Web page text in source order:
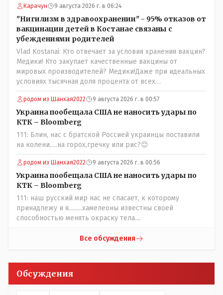
НЕОДНОКРАТНО, указывал и многократно на недостатки
Назарбая и предлагал ему самому ДОБРОВОЛЬНО уйти с
поста Президента.
Карачун 9 августа 2026 г. в 06:24
"Нигилизм в здравоохранении" - 95% отказов от
вакцинации детей в Костанае связаны с
убеждениями родителей
Vlad Kostanai: Кто отвечает за условия хранения вакцин?
Медики! Кто закупает качественные вакцины от
мировых производителей? Медики!Даже при идеальных
условиях тысячная доля процента от всех
вакцинированных может иметь плохие последствия от
прививки. Бумага нужна как защита от дол.....бов не
дружащих с школьными курсами предметов, в
частности биологии и математики. Vlad Kostanai: Поэтому
люди и отказываются и я в том числе своих не
прививал.Лично я вам и тем другим людям благодарен.
Добровольные действия направленные на сокращение
частотности появления в популяции соответствующих
комбинаций генов заслуживают благодарности. Мы и
без того основательно загубили нормальный
естественный отбор.
родом из Шанхая2022 9 августа 2026 г. в 00:57
Украина пообещала США не наносить удары по
КТК – Bloomberg
111: Блин, нас с братской Россией украинцы поставили
на колени.....на горох,гречку или рис?😊
родом из Шанхая2022 9 августа 2026 г. в 00:56
Украина пообещала США не наносить удары по
КТК – Bloomberg
111: наш русский мир нас не спасает, к которому
принадлежу и я.........хамелеоны известны своей
способностью менять окраску тела....
Все обсуждения
Обсуждения